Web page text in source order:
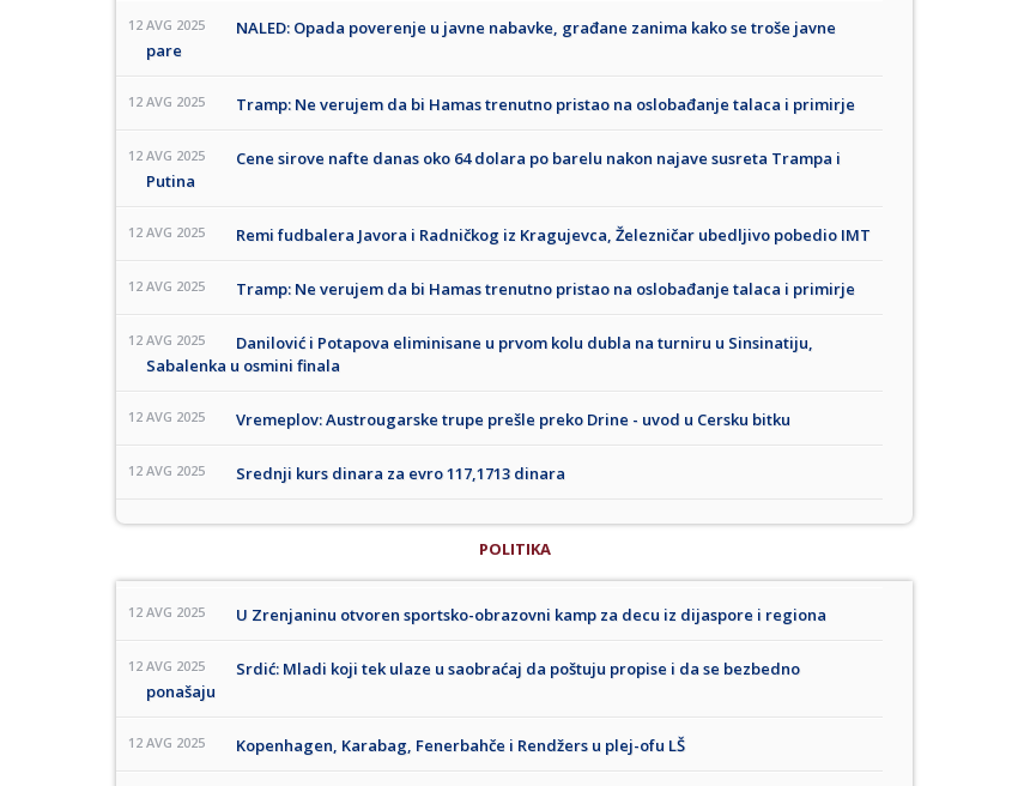
12 AVG 2025
NALED: Opada poverenje u javne nabavke, građane zanima kako se troše javne
pare
12 AVG 2025 Tramp: Ne verujem da bi Hamas trenutno pristao na oslobađanje talaca i primirje
12 AVG 2025
Cene sirove nafte danas oko 64 dolara po barelu nakon najave susreta Trampa i
Putina
12 AVG 2025 Remi fudbalera Javora i Radničkog iz Kragujevca, Železničar ubedljivo pobedio IMT
12 AVG 2025 Tramp: Ne verujem da bi Hamas trenutno pristao na oslobađanje talaca i primirje
12 AVG 2025
Danilović i Potapova eliminisane u prvom kolu dubla na turniru u Sinsinatiju,
Sabalenka u osmini finala
12 AVG 2025 Vremeplov: Austrougarske trupe prešle preko Drine - uvod u Cersku bitku
12 AVG 2025 Srednji kurs dinara za evro 117,1713 dinara
POLITIKA
12 AVG 2025 U Zrenjaninu otvoren sportsko-obrazovni kamp za decu iz dijaspore i regiona
12 AVG 2025
Srdić: Mladi koji tek ulaze u saobraćaj da poštuju propise i da se bezbedno
ponašaju
12 AVG 2025 Kopenhagen, Karabag, Fenerbahče i Rendžers u plej-ofu LŠ